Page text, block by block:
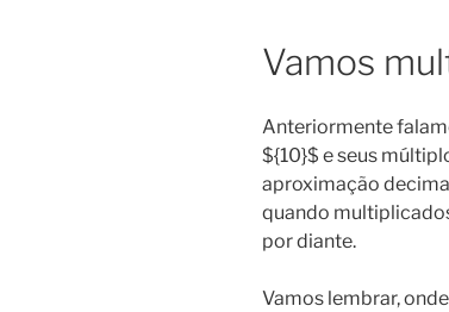
Vamos
Anteriormente
${10}$ e seus
aproximação
quando
por diante.
Vamos lembrar,